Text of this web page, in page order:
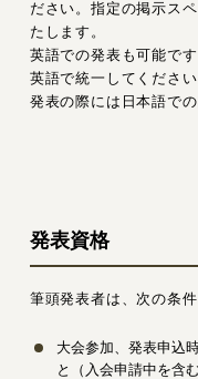
ださい。指定の掲示ス
たします。
英語での発表も可能で
英語で統一してください
発表の際には日本語で
発表資格
筆頭発表者は、次の条
大会参加、発表申込
と（入会申請中を含む